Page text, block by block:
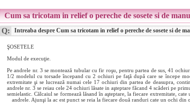
Cum sa tricotam in relief o pereche de sosete si de
Q: Intreaba despre Cum sa tricotam in relief o pereche de sosete si de
ŞOSETELE
Modul de execuţie.
Pe andrele nr. 3 se montează tubular cu fir roşu, pentru partea de sus, 41
1/2 modelul cu torsade începand cu 2 ochiuri pe faţă după care se începe
extremitate şi se lucrează numai cele 17 ochiuri din partea de deasupra,
andrele nr. 3 se reiau cele 24 ochiuri lăsate in aşteptare făcand 4 scăderi pe
semielastic. Călcaiul se formează lăsand în aşteptare, la fiecare extremitate,
andrele. Ajunşi la ac est punct se reia la fiecare două randuri cate un ochi